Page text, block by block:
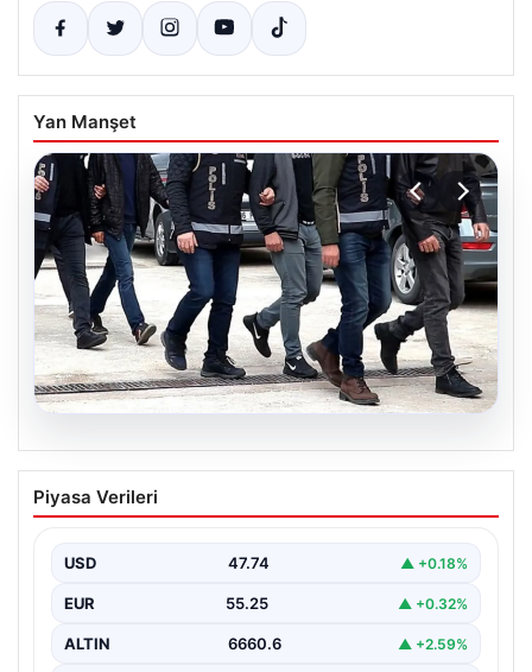
Yan Manşet
07.08.2026
Holding patronuna bahis suçlaması.
Tüm malvarlığına el konuldu
Piyasa Verileri
USD 47.74 ▲ +0.18%
EUR 55.25 ▲ +0.32%
ALTIN 6660.6 ▲ +2.59%